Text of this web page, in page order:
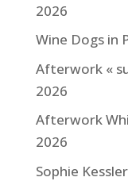
2026
Wine Dogs in
Afterwork «
2026
Afterwork
2026
Sophie